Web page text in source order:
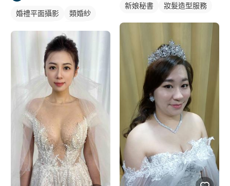
婚禮平面攝影
類婚紗
情侶婚紗照
情侶藝術照
新娘秘書 妝髮造型服務